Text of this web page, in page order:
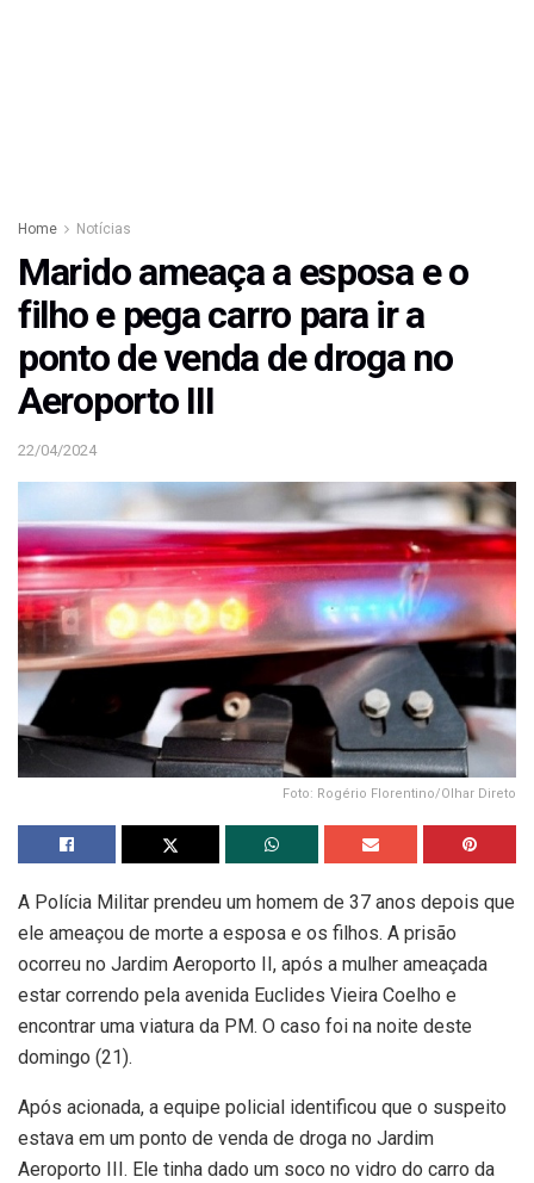
Home Notícias
Marido ameaça a esposa e o
filho e pega carro para ir a
ponto de venda de droga no
Aeroporto III
22/04/2024
Foto: Rogério Florentino/Olhar Direto
A Polícia Militar prendeu um homem de 37 anos depois que
ele ameaçou de morte a esposa e os filhos. A prisão
ocorreu no Jardim Aeroporto II, após a mulher ameaçada
estar correndo pela avenida Euclides Vieira Coelho e
encontrar uma viatura da PM. O caso foi na noite deste
domingo (21).
Após acionada, a equipe policial identificou que o suspeito
estava em um ponto de venda de droga no Jardim
Aeroporto III. Ele tinha dado um soco no vidro do carro da